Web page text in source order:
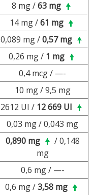
8 mg /63 mg
14 mg /61 mg
0,089 mg /0,57 mg
0,26 mg / 1 mg
0,4 mcg / —-
10 mg / 9,5 mg
2612 UI / 12 669 UI
0,03 mg / 0,043 mg
0,890 mg
/ 0,148
mg
0,6 mg / —-
0,6 mg /3,58 mg